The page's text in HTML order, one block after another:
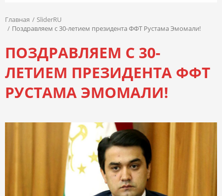
Главная
SliderRU
Поздравляем с 30-летием президента ФФТ Рустама Эмомали!
ПОЗДРАВЛЯЕМ С 30-
ЛЕТИЕМ ПРЕЗИДЕНТА ФФТ
РУСТАМА ЭМОМАЛИ!